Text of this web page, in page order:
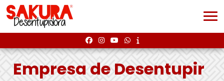
Empresa de Desentupir